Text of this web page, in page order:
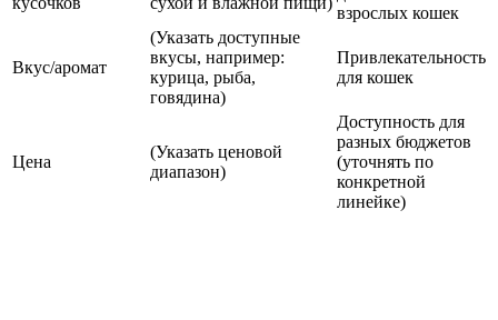
взрослых кошек
Вкус/аромат
(Указать доступные
вкусы, например:
курица, рыба,
говядина)
Привлекательность
для кошек
Цена
(Указать ценовой
диапазон)
Доступность для
разных бюджетов
(уточнять по
конкретной
линейке)